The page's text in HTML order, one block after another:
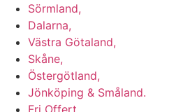
Sörmland,
Dalarna,
Västra Götaland,
Skåne,
Östergötland,
Jönköping & Småland.
Fri Offert